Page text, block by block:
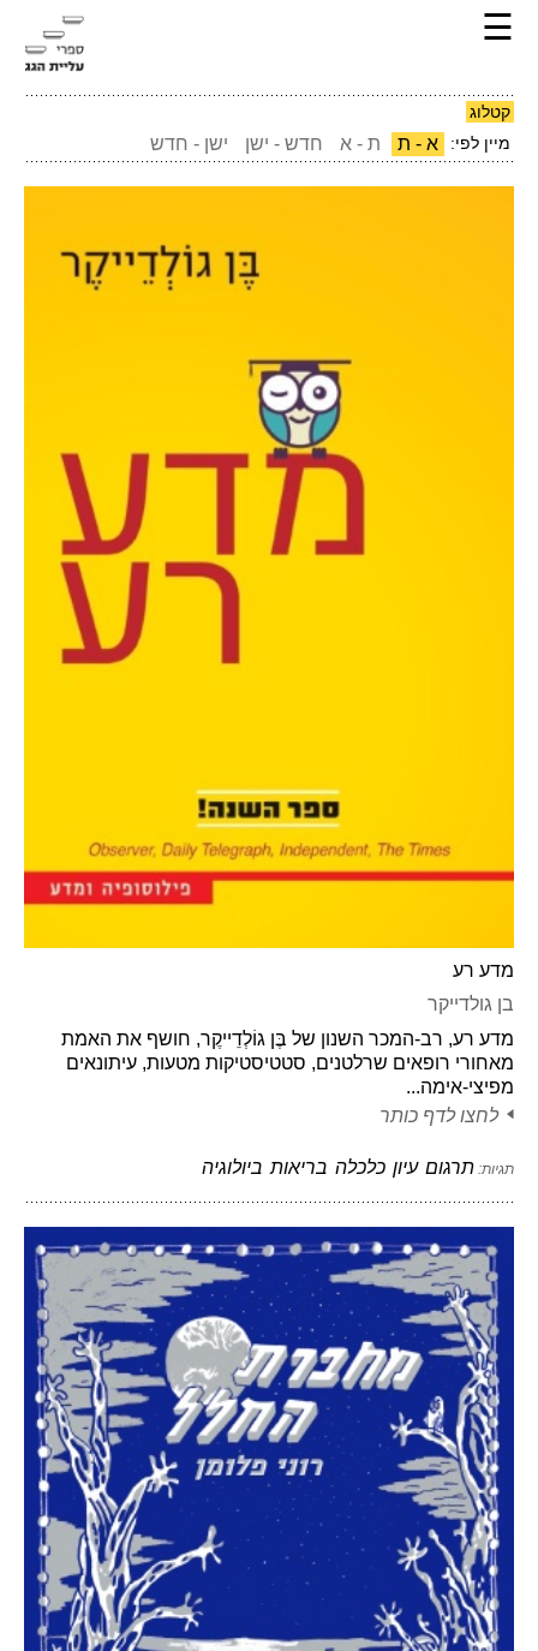
☰
קטלוג
מיין לפי:
א - ת ת - א חדש - ישן ישן - חדש
מדע רע
בן גולדייקר
מדע רע, רב-המכר השנון של בֶּן גוֹלְדֵייקֶר, חושף את האמת
מאחורי רופאים שרלטנים, סטטיסטיקות מטעות, עיתונאים
מפיצי-אימה...
לחצו לדף כותר
תגיות: תרגום עיון כלכלה בריאות ביולוגיה